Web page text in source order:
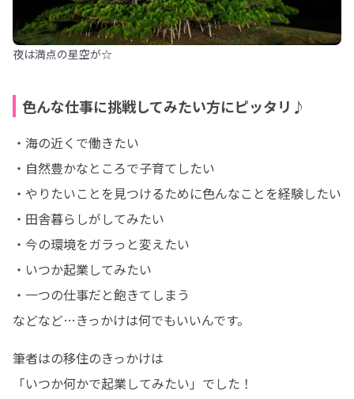
夜は満点の星空が☆
色んな仕事に挑戦してみたい方にピッタリ♪
・海の近くで働きたい
・自然豊かなところで子育てしたい
・やりたいことを見つけるために色んなことを経験したい
・田舎暮らしがしてみたい
・今の環境をガラっと変えたい
・いつか起業してみたい
・一つの仕事だと飽きてしまう
などなど…きっかけは何でもいいんです。
筆者はの移住のきっかけは
「いつか何かで起業してみたい」でした！